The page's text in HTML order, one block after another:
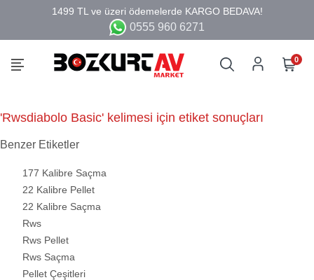
0555 960 6271
0
'Rwsdiabolo Basic' kelimesi için etiket sonuçları
Benzer Etiketler
177 Kalibre Saçma
22 Kalibre Pellet
22 Kalibre Saçma
Rws
Rws Pellet
Rws Saçma
Pellet Çeşitleri